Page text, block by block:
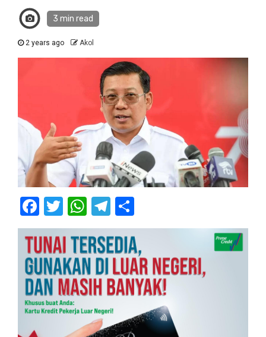
3 min read
2 years ago Akol
Facebook
Twitter
WhatsApp
Telegram